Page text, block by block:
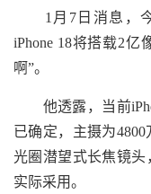
1月7日消息，今
iPhone 18将搭载2
啊”。
他透露，当前
已确定，主摄为
光圈潜望式长焦镜头
实际采用。